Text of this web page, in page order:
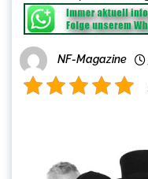
NF-Magazine